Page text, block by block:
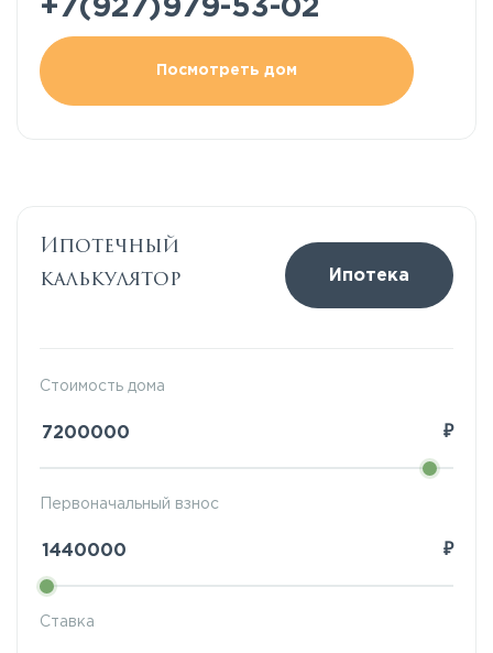
+7(927)979-53-02
Посмотреть дом
Ипотечный
калькулятор
Ипотека
Стоимость дома
₽
Ставка
Первоначальный взнос
₽